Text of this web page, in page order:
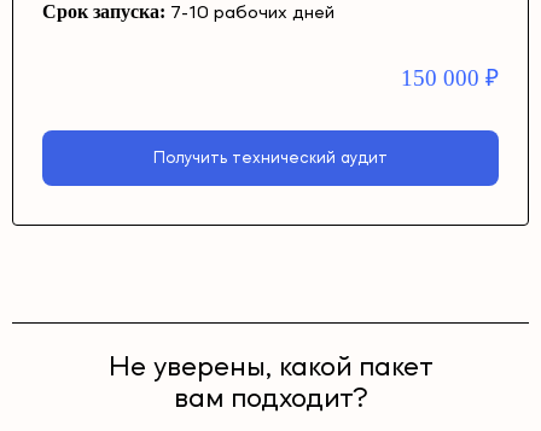
Срок запуска: 7-10 рабочих дней
150 000 ₽
Получить технический аудит
Не уверены, какой пакет
вам подходит?